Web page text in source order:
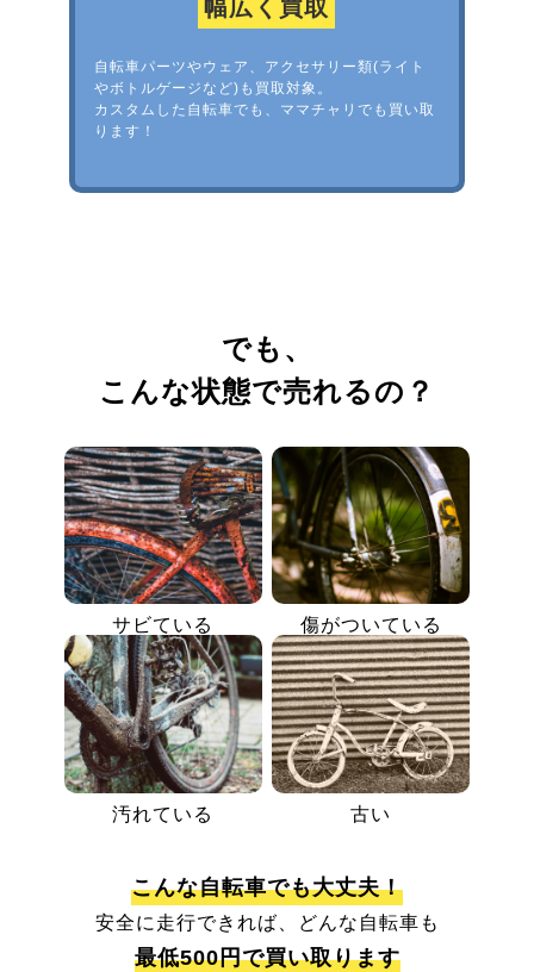
幅広く買取
自転車パーツやウェア、アクセサリー類(ライト
やボトルゲージなど)も買取対象。
カスタムした自転車でも、ママチャリでも買い取
ります！
でも、
こんな状態で売れるの？
サビている 傷がついている
汚れている 古い
こんな自転車でも大丈夫！
安全に走行できれば、どんな自転車も
最低500円で買い取ります